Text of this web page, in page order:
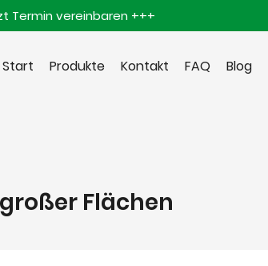
Termin vereinbaren +++
Start Produkte Kontakt FAQ Blog
Flächen